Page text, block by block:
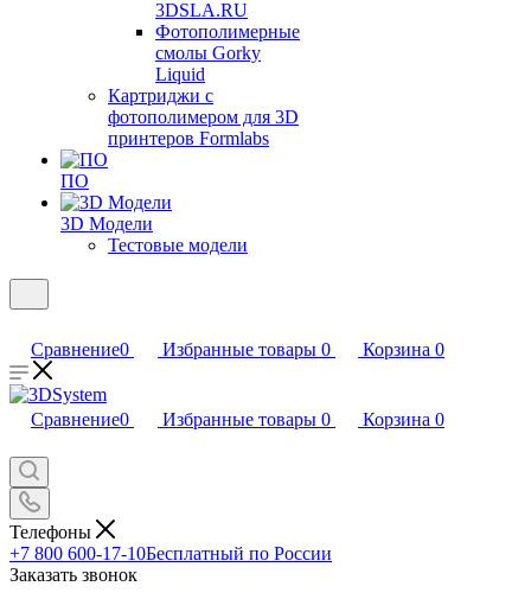
3DSLA.RU
Фотополимерные
смолы Gorky
Liquid
Картриджи с
фотополимером для 3D
принтеров Formlabs
ПО
3D Модели
Тестовые модели
Сравнение0 Избранные товары 0 Корзина 0
Сравнение0 Избранные товары 0 Корзина 0
Телефоны
+7 800 600-17-10Бесплатный по России
Заказать звонок